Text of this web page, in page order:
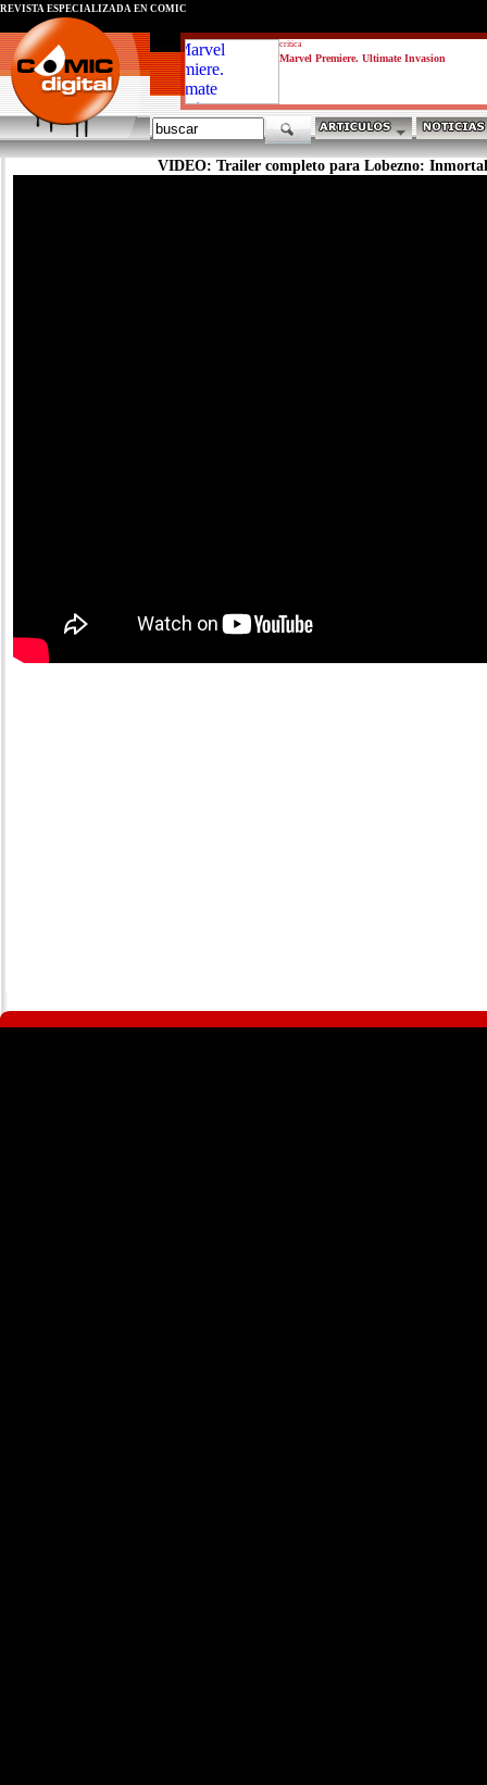
critica
Marvel Premiere. Ultimate Invasion
REVISTA ESPECIALIZADA EN CÓMIC
VIDEO: Trailer completo para Lobezno: Inmortal